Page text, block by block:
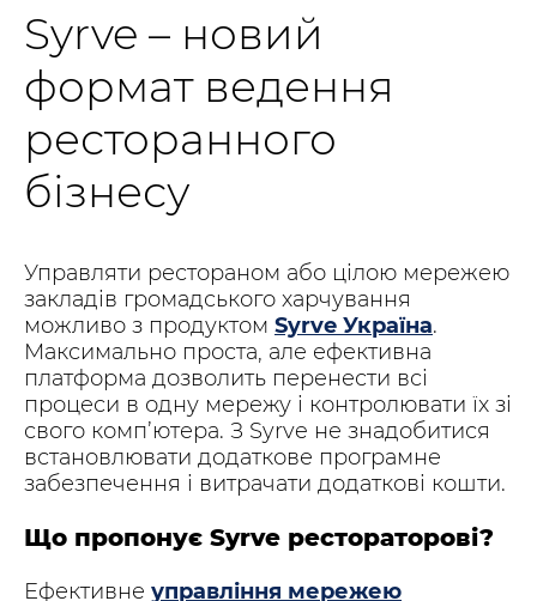
Syrve – новий
формат ведення
ресторанного
бізнесу
Управляти рестораном або цілою мережею
закладів громадського харчування
можливо з продуктом Syrve Україна.
Максимально проста, але ефективна
платформа дозволить перенести всі
процеси в одну мережу і контролювати їх зі
свого комп’ютера. З Syrve не знадобитися
встановлювати додаткове програмне
забезпечення і витрачати додаткові кошти.
Що пропонує Syrve рестораторові?
Ефективне управління мережею